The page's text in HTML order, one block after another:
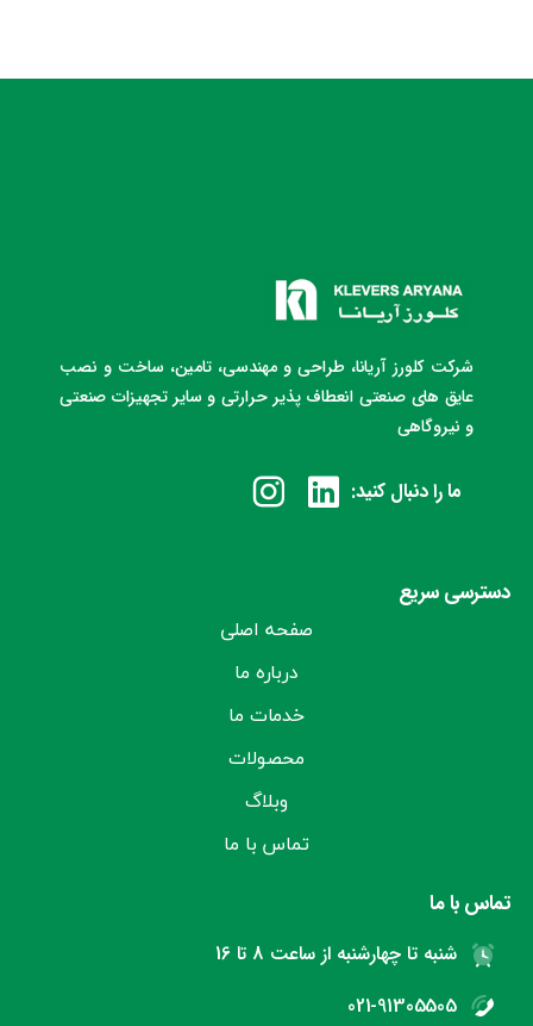
شرکت کلورز آریانا، طراحی و مهندسی، تامین، ساخت و نصب
عایق های صنعتی انعطاف پذیر حرارتی و سایر تجهیزات صنعتی
و نیروگاهی
ما را دنبال کنید:
دسترسی سریع
صفحه اصلی
درباره ما
خدمات ما
محصولات
وبلاگ
تماس با ما
تماس با ما
شنبه تا چهارشنبه از ساعت 8 تا 16
021-91305505